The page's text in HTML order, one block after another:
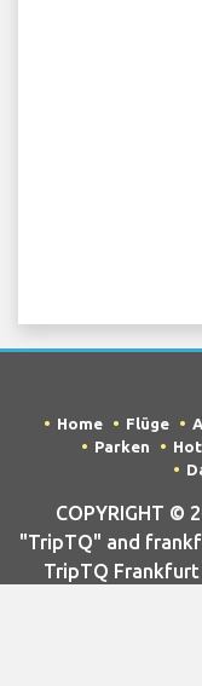
Home Flüge
Parken
COPYRIGHT ©
"TripTQ" and
TripTQ Frankfurt